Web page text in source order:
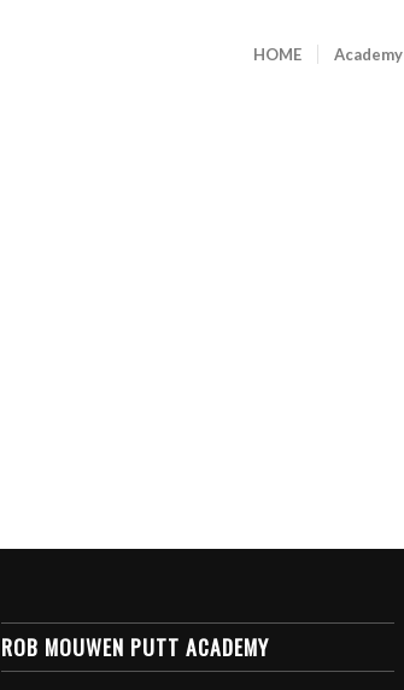
HOME Academy
ROB MOUWEN PUTT ACADEMY